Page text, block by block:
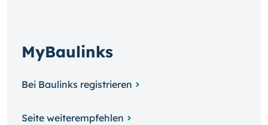
MyBaulinks
Bei Baulinks registrieren
Seite weiterempfehlen